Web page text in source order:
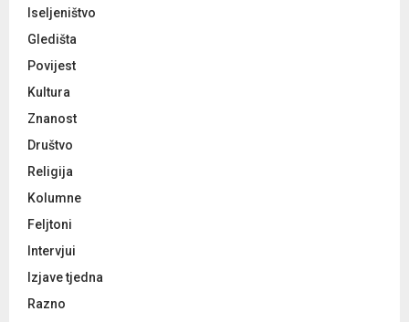
Iseljeništvo
Gledišta
Povijest
Kultura
Znanost
Društvo
Religija
Kolumne
Feljtoni
Intervjui
Izjave tjedna
Razno